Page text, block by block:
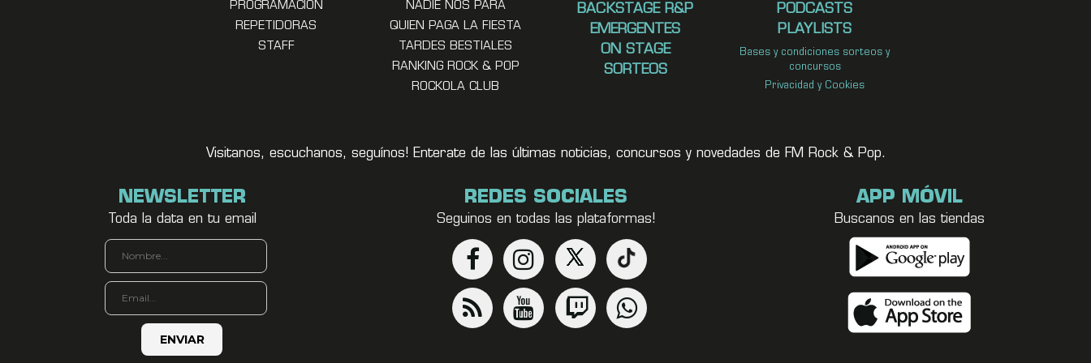
PROGRAMACION
REPETIDORAS
STAFF
NADIE NOS PARA
QUIEN PAGA LA FIESTA
TARDES BESTIALES
RANKING ROCK & POP
ROCKOLA CLUB
BACKSTAGE R&P
EMERGENTES
ON STAGE
SORTEOS
PODCASTS
PLAYLISTS
Bases y condiciones sorteos y
concursos
Privacidad y Cookies
Visitanos, escuchanos, seguínos! Enterate de las últimas noticias, concursos y novedades de FM Rock & Pop.
NEWSLETTER
Toda la data en tu email
REDES SOCIALES
Seguinos en todas las plataformas!
APP MÓVIL
Buscanos en las tiendas